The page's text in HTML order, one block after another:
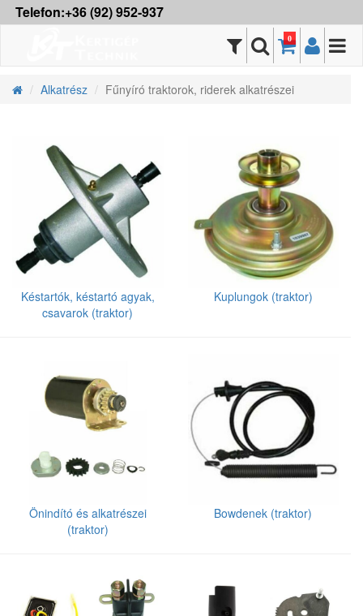
Telefon:+36 (92) 952-937
0
Alkatrész Fűnyíró traktorok, riderek alkatrészei
Késtartók, késtartó agyak,
csavarok (traktor)
Kuplungok (traktor)
Önindító és alkatrészei
(traktor)
Bowdenek (traktor)